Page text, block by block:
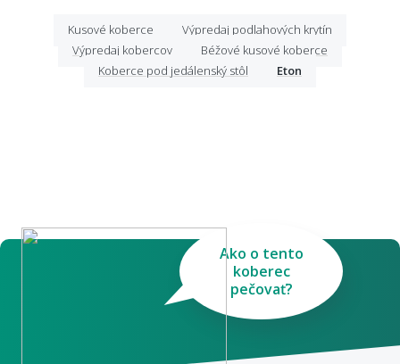
Kusové koberce
Výpredaj podlahových krytín
Výpredaj kobercov
Béžové kusové koberce
Koberce pod jedálenský stôl
Eton
Ako o tento
koberec
pečovať?